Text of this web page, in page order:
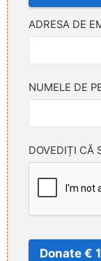
ADRESA DE
NUMELE DE
DOVEDIȚI CĂ
Donate €